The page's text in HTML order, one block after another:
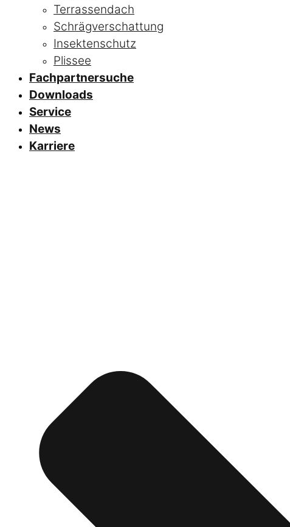
Terrassendach
Schrägverschattung
Insektenschutz
Plissee
Fachpartnersuche
Downloads
Service
News
Karriere